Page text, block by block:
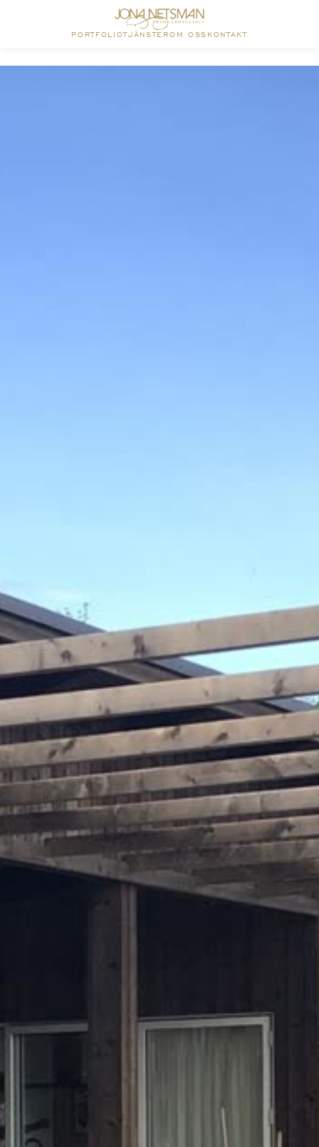
PORTFOLIOTJÄNSTEROM OSS KONTAKT